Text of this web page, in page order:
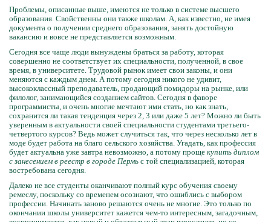
Проблемы, описанные выше, имеются не только в системе высшего
образования. Свойственны они также школам. А, как известно, не имея
документа о получении среднего образования, занять достойную
вакансию и вовсе не представляется возможным.
Сегодня все чаще люди вынуждены браться за работу, которая
совершенно не соответствует их специальности, полученной, в свое
время, в университете. Трудовой рынок имеет свои законы, и они
меняются с каждым днем. А потому сегодня никого не удивит,
высококлассный преподаватель, продающий помидоры на рынке, или
филолог, занимающийся созданием сайтов. Сегодня в фаворе
программисты, и очень многие мечтают ими стать, но как знать,
сохранится ли такая тенденция через 2, 3 или даже 5 лет? Можно ли быть
уверенным в актуальности своей специальности студентами третьего-
четвертого курсов? Ведь может случиться так, что через несколько лет в
моде будет работа на благо сельского хозяйства. Угадать, как профессия
будет актуальна уже завтра невозможно, а потому проще купить диплом
с занесением в реестр в городе Пермь с той специализацией, которая
востребована сегодня.
Далеко не все студенты оканчивают полный курс обучения своему
ремеслу, поскольку со временем осознают, что ошиблись с выбором
профессии. Начинать заново решаются очень не многие. Это только по
окончании школы университет кажется чем-то интересным, загадочным,